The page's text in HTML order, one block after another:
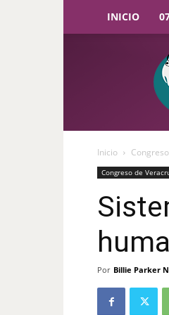
INICIO
Parker
Inicio
Congreso de
Por Billie Parker